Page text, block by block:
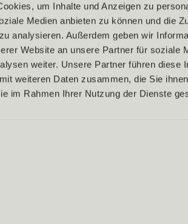
um Inhalte und Anzeigen zu
Medien anbieten zu können und die
analysieren. Außerdem geben wir
Website an unsere Partner für soziale
weiter. Unsere Partner führen diese
weiteren Daten zusammen, die Sie
im Rahmen Ihrer Nutzung der Dienste